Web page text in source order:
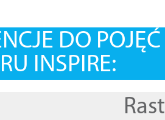
DO
INSPIRE: